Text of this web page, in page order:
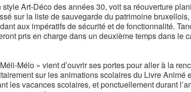
Art-Déco des années 30, voit sa réouverture
sur la liste de sauvegarde du patrimoine
aux impératifs de sécurité et de fonctionnalité.
pris en charge dans un deuxième temps dans le
Mélo » vient d’ouvrir ses portes pour aller à la
sur les animations scolaires du Livre Animé
les vacances scolaires, et ponctuellement durant